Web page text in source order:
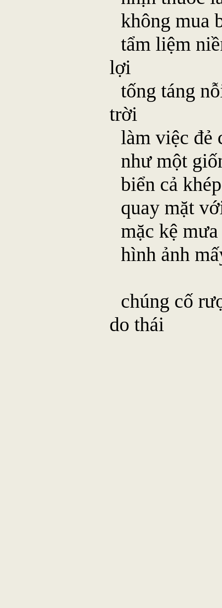
không mua
tẩm liệm
lợi
tống táng
trời
làm việc đẻ
như một
biển cả
quay mặt
mặc kệ
hình ảnh
chúng cố
do thái